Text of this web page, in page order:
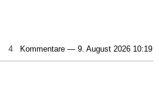
4 Kommentare — 9. August 2026 10:19